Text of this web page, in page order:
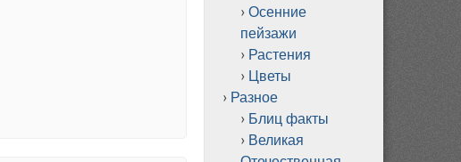
Осенние
пейзажи
Растения
Цветы
Разное
Блиц факты
Великая